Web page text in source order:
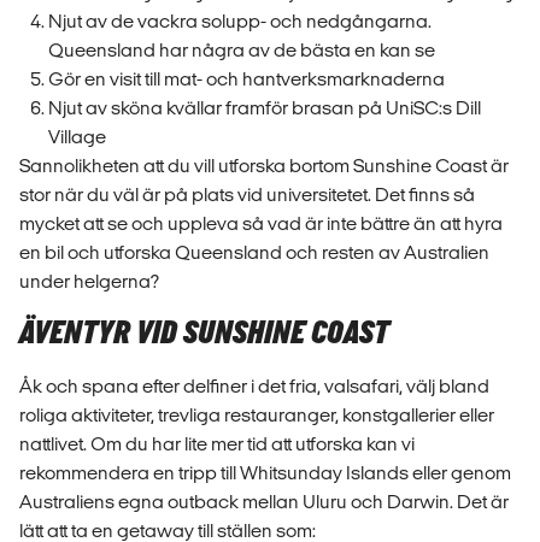
Njut av de vackra solupp- och nedgångarna.
Queensland har några av de bästa en kan se
Gör en visit till mat- och hantverksmarknaderna
Njut av sköna kvällar framför brasan på UniSC:s Dill
Village
Sannolikheten att du vill utforska bortom Sunshine Coast är
stor när du väl är på plats vid universitetet. Det finns så
mycket att se och uppleva så vad är inte bättre än att hyra
en bil och utforska Queensland och resten av Australien
under helgerna?
ÄVENTYR VID SUNSHINE COAST
Åk och spana efter delfiner i det fria, valsafari, välj bland
roliga aktiviteter, trevliga restauranger, konstgallerier eller
nattlivet. Om du har lite mer tid att utforska kan vi
rekommendera en tripp till Whitsunday Islands eller genom
Australiens egna outback mellan Uluru och Darwin. Det är
lätt att ta en getaway till ställen som: